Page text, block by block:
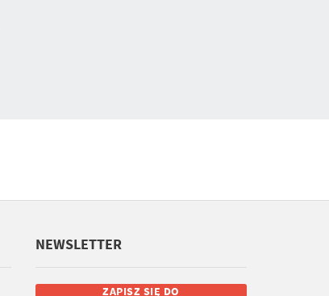
NEWSLETTER
ZAPISZ SIĘ DO